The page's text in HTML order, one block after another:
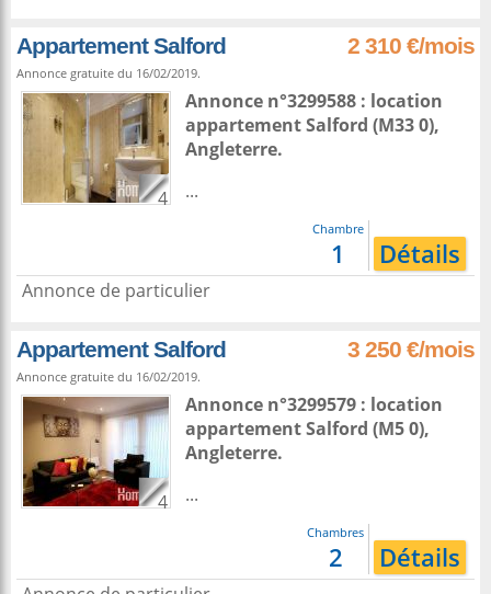
Appartement Salford 2 310 €/mois
Annonce gratuite du 16/02/2019.
4
Annonce n°3299588 : location
appartementSalford (M33 0),
Angleterre.
...
Chambre
1 Détails
Annonce de particulier
Appartement Salford 3 250 €/mois
Annonce gratuite du 16/02/2019.
4
Annonce n°3299579 : location
appartementSalford (M5 0),
Angleterre.
...
Chambres
2 Détails